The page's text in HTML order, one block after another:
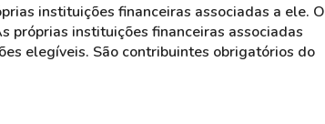
instituições financeiras associadas a ele. O
próprias instituições financeiras associadas
elegíveis. São contribuintes obrigatórios do